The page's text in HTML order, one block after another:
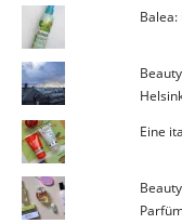
Eine